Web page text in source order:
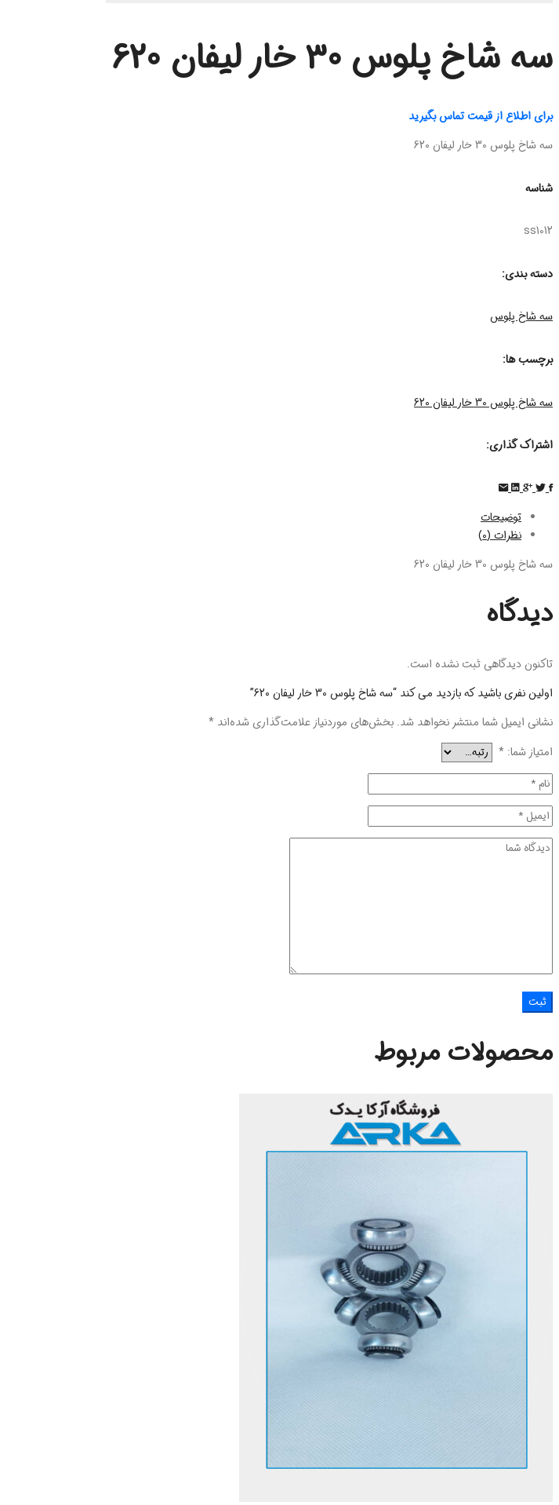
سه شاخ پلوس 30 خار لیفان 620
برای اطلاع از قیمت تماس بگیرید
سه شاخ پلوس 30 خار لیفان 620
شناسه
ss1012
دسته بندی:
سه شاخ پلوس
برچسب ها:
سه شاخ پلوس 30 خار لیفان 620
اشتراک گذاری:
توضیحات
نظرات (0)
سه شاخ پلوس 30 خار لیفان 620
دیدگاه
تاکنون دیدگاهی ثبت نشده است.
اولین نفری باشید که بازدید می کند “سه شاخ پلوس 30 خار لیفان 620”
نشانی ایمیل شما منتشر نخواهد شد. بخش‌های موردنیاز علامت‌گذاری شده‌اند *
امتیاز شما: *
محصولات مربوط